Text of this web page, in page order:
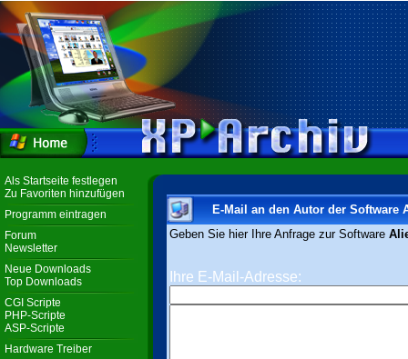
Als Startseite festlegen
Zu Favoriten hinzufügen
Programm eintragen
Forum
Newsletter
Neue Downloads
Top Downloads
CGI Scripte
PHP-Scripte
ASP-Scripte
Hardware Treiber
E-Mail an den Autor der Software
Geben Sie hier Ihre Anfrage zur Software
Ihre E-Mail-Adresse: